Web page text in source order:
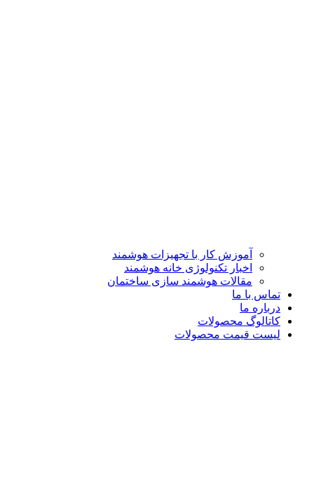
آموزش کار با تجهیزات هوشمند
اخبار تکنولوژی خانه هوشمند
مقالات هوشمند سازی ساختمان
تماس با ما
درباره ما
کاتالوگ محصولات
لیست قیمت محصولات